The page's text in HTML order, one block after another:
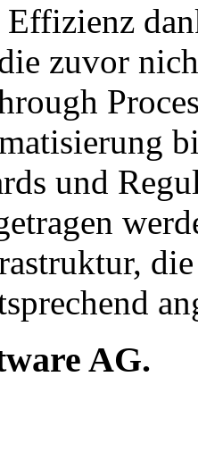
Effizienz
zuvor
und
AG.